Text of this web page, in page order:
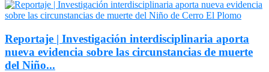
Reportaje | Investigación interdisciplinaria aporta
nueva evidencia sobre las circunstancias de muerte
del Niño...